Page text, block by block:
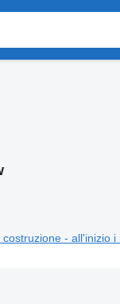
costruzione - all'inizio i